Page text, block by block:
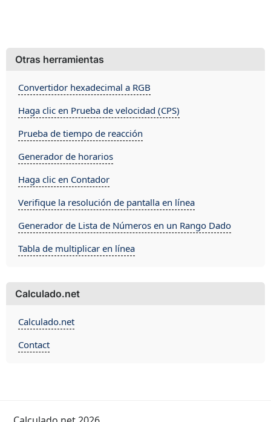
Otras herramientas
Convertidor hexadecimal a RGB
Haga clic en Prueba de velocidad (CPS)
Prueba de tiempo de reacción
Generador de horarios
Haga clic en Contador
Verifique la resolución de pantalla en línea
Generador de Lista de Números en un Rango Dado
Tabla de multiplicar en línea
Calculado.net
Calculado.net
Contact